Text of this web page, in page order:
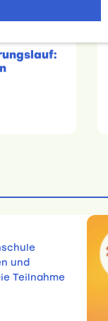
und
Teilnahme